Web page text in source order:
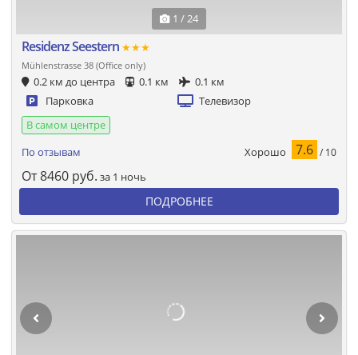
1 / 24
Residenz Seestern ★★★
Mühlenstrasse 38 (Office only)
0.2 км до центра 0.1 км
0.1 км
Парковка
Телевизор
В самом центре
По отзывам
Хорошо 7.6 / 10
От8460 руб. за 1 ночь
ПОДРОБНЕЕ